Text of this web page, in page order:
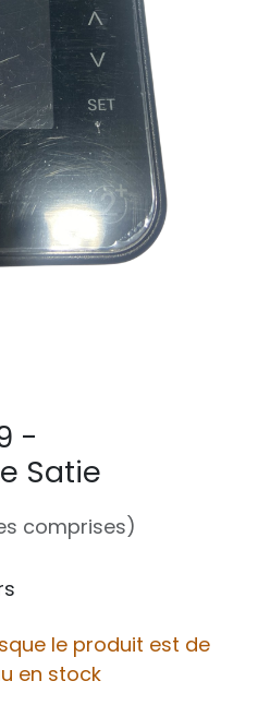
-
Satie
comprises)
le produit est de
en stock